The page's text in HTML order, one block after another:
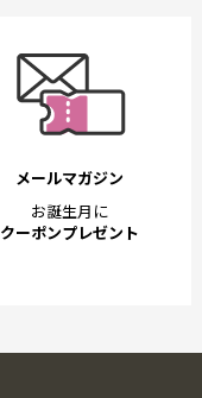
メールマガジン
お誕生月に
クーポンプレゼント